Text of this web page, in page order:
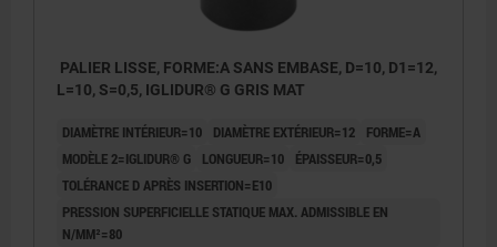
PALIER LISSE, FORME:A SANS EMBASE, D=10, D1=12,
L=10, S=0,5, IGLIDUR® G GRIS MAT
DIAMÈTRE INTÉRIEUR=10 DIAMÈTRE EXTÉRIEUR=12
FORME=A
MODÈLE 2=IGLIDUR® G
LONGUEUR=10
ÉPAISSEUR=0,5
TOLÉRANCE D APRÈS INSERTION=E10
PRESSION SUPERFICIELLE STATIQUE MAX. ADMISSIBLE EN
N/MM²=80